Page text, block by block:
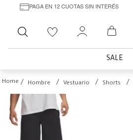
PAGA EN 12 CUOTAS SIN INTERÉS
Buscar
SALE
Hombre Vestuario Shorts